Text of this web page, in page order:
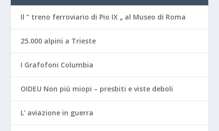
Il “ treno ferroviario di Pio IX „ al Museo di Roma
25.000 alpini a Trieste
I Grafofoni Columbia
OIDEU Non più miopi – presbiti e viste deboli
L’ aviazione in guerra